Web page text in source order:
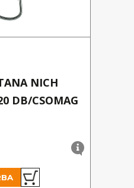
NICH
DB/CSOMAG